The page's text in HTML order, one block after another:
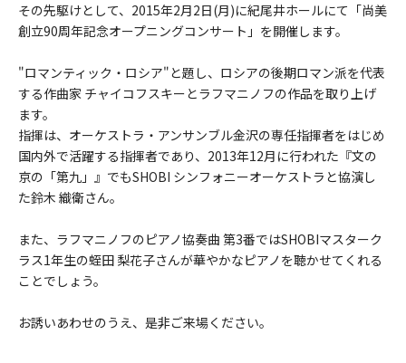
その先駆けとして、2015年2月2日(月)に紀尾井ホールにて「尚美
創立90周年記念オープニングコンサート」を開催します。
"ロマンティック・ロシア"と題し、ロシアの後期ロマン派を代表
する作曲家 チャイコフスキーとラフマニノフの作品を取り上げ
ます。
指揮は、オーケストラ・アンサンブル金沢の専任指揮者をはじめ
国内外で活躍する指揮者であり、2013年12月に行われた『文の
京の「第九」』でもSHOBI シンフォニーオーケストラと協演し
た鈴木 織衛さん。
また、ラフマニノフのピアノ協奏曲 第3番ではSHOBIマスターク
ラス1年生の蛭田 梨花子さんが華やかなピアノを聴かせてくれる
ことでしょう。
お誘いあわせのうえ、是非ご来場ください。